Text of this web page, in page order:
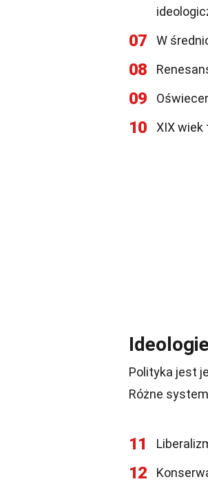
07 W
08
09
10 XIX
Polityka jest
Różne
11
12